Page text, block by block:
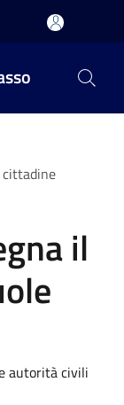
cittadine
il
autorità civili